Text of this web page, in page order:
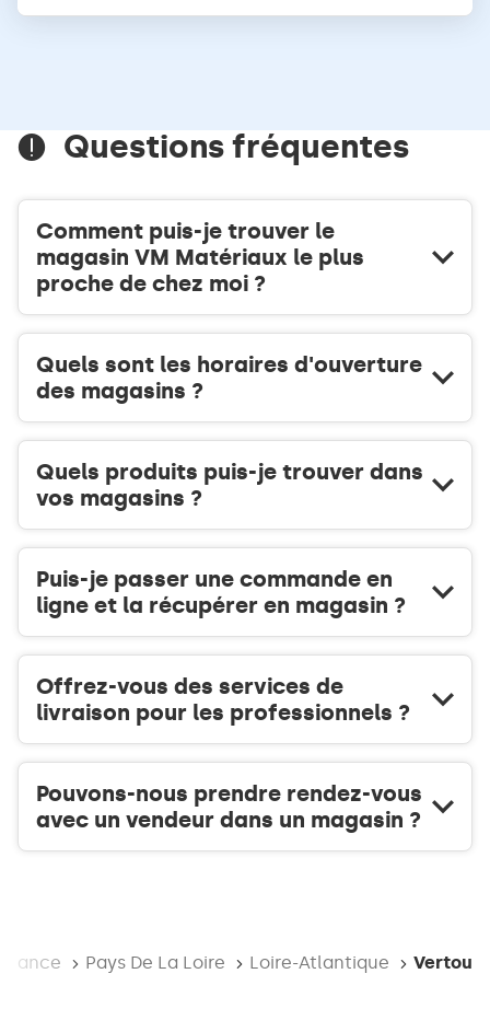
plus
DE
VENTE
MATÉRIAUX
Questions fréquentes
Comment puis-je trouver le
magasin VM Matériaux le plus
proche de chez moi ?
Quels sont les horaires d'ouverture
des magasins ?
Quels produits puis-je trouver dans
vos magasins ?
Puis-je passer une commande en
ligne et la récupérer en magasin ?
Offrez-vous des services de
livraison pour les professionnels ?
Pouvons-nous prendre rendez-vous
avec un vendeur dans un magasin ?
France Pays De La Loire Loire-Atlantique Vertou